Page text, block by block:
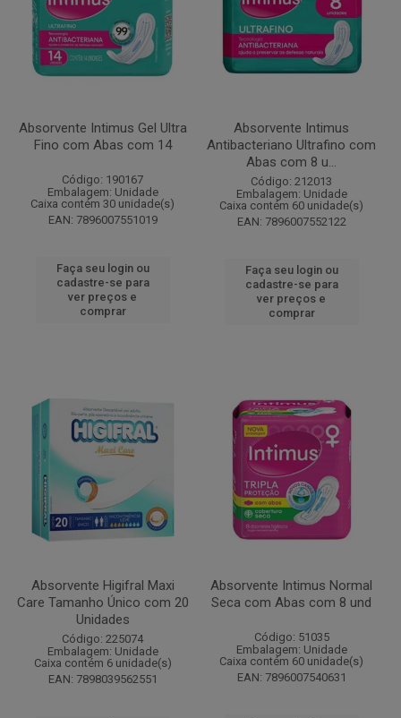
Absorvente Intimus Gel Ultra
Fino com Abas com 14
Código: 190167
Embalagem: Unidade
Caixa contém 30 unidade(s)
EAN: 7896007551019
Faça seu login ou
cadastre-se para
ver preços e
comprar
Absorvente Intimus
Antibacteriano Ultrafino com
Abas com 8 u...
Código: 212013
Embalagem: Unidade
Caixa contém 60 unidade(s)
EAN: 7896007552122
Faça seu login ou
cadastre-se para
ver preços e
comprar
Absorvente Higifral Maxi
Care Tamanho Único com 20
Unidades
Código: 225074
Embalagem: Unidade
Caixa contém 6 unidade(s)
EAN: 7898039562551
Absorvente Intimus Normal
Seca com Abas com 8 und
Código: 51035
Embalagem: Unidade
Caixa contém 60 unidade(s)
EAN: 7896007540631